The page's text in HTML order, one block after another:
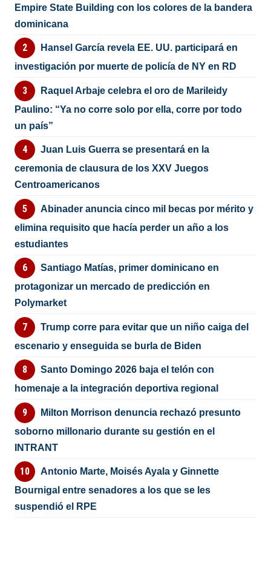
Empire State Building con los colores de la bandera
dominicana
Hansel García revela EE. UU. participará en
investigación por muerte de policía de NY en RD
Raquel Arbaje celebra el oro de Marileidy
Paulino: “Ya no corre solo por ella, corre por todo
un país”
Juan Luis Guerra se presentará en la
ceremonia de clausura de los XXV Juegos
Centroamericanos
Abinader anuncia cinco mil becas por mérito y
elimina requisito que hacía perder un año a los
estudiantes
Santiago Matías, primer dominicano en
protagonizar un mercado de predicción en
Polymarket
Trump corre para evitar que un niño caiga del
escenario y enseguida se burla de Biden
Santo Domingo 2026 baja el telón con
homenaje a la integración deportiva regional
Milton Morrison denuncia rechazó presunto
soborno millonario durante su gestión en el
INTRANT
Antonio Marte, Moisés Ayala y Ginnette
Bournigal entre senadores a los que se les
suspendió el RPE